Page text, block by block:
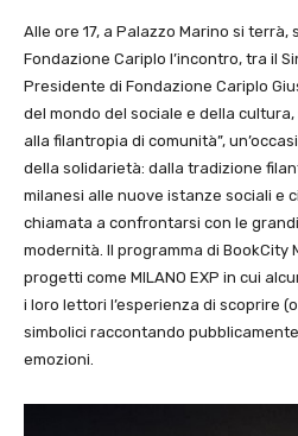
Alle ore 17, a Palazzo Marino si terrà,
Fondazione Cariplo l’incontro, tra il
Presidente di Fondazione Cariplo
del mondo del sociale e della
alla filantropia di comunità”,
della solidarietà: dalla tradizione
milanesi alle nuove istanze sociali e
chiamata a confrontarsi con le
modernità. Il programma di BookCity
progetti come MILANO EXP in cui
i loro lettori l’esperienza di scoprire
simbolici raccontando
emozioni.